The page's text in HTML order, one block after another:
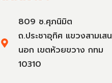
809 ซ.ศุภนิมิต
ถ.ประชาอุทิศ แขวงสามเสน
นอก เขตห้วยขวาง กทม
10310